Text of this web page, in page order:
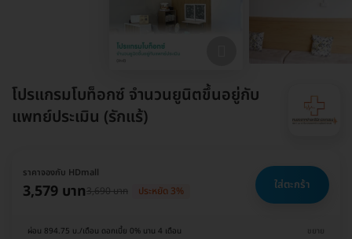
โปรแกรมโบท็อกซ์ จำนวนยูนิตขึ้นอยู่กับ
แพทย์ประเมิน (รักแร้)
ราคาจองกับ HDmall
3,579 บาท3,690 บาท ประหยัด 3% ใส่ตะกร้า
ผ่อน 894.75 บ./เดือน ดอกเบี้ย 0% นาน 4 เดือน ขยาย